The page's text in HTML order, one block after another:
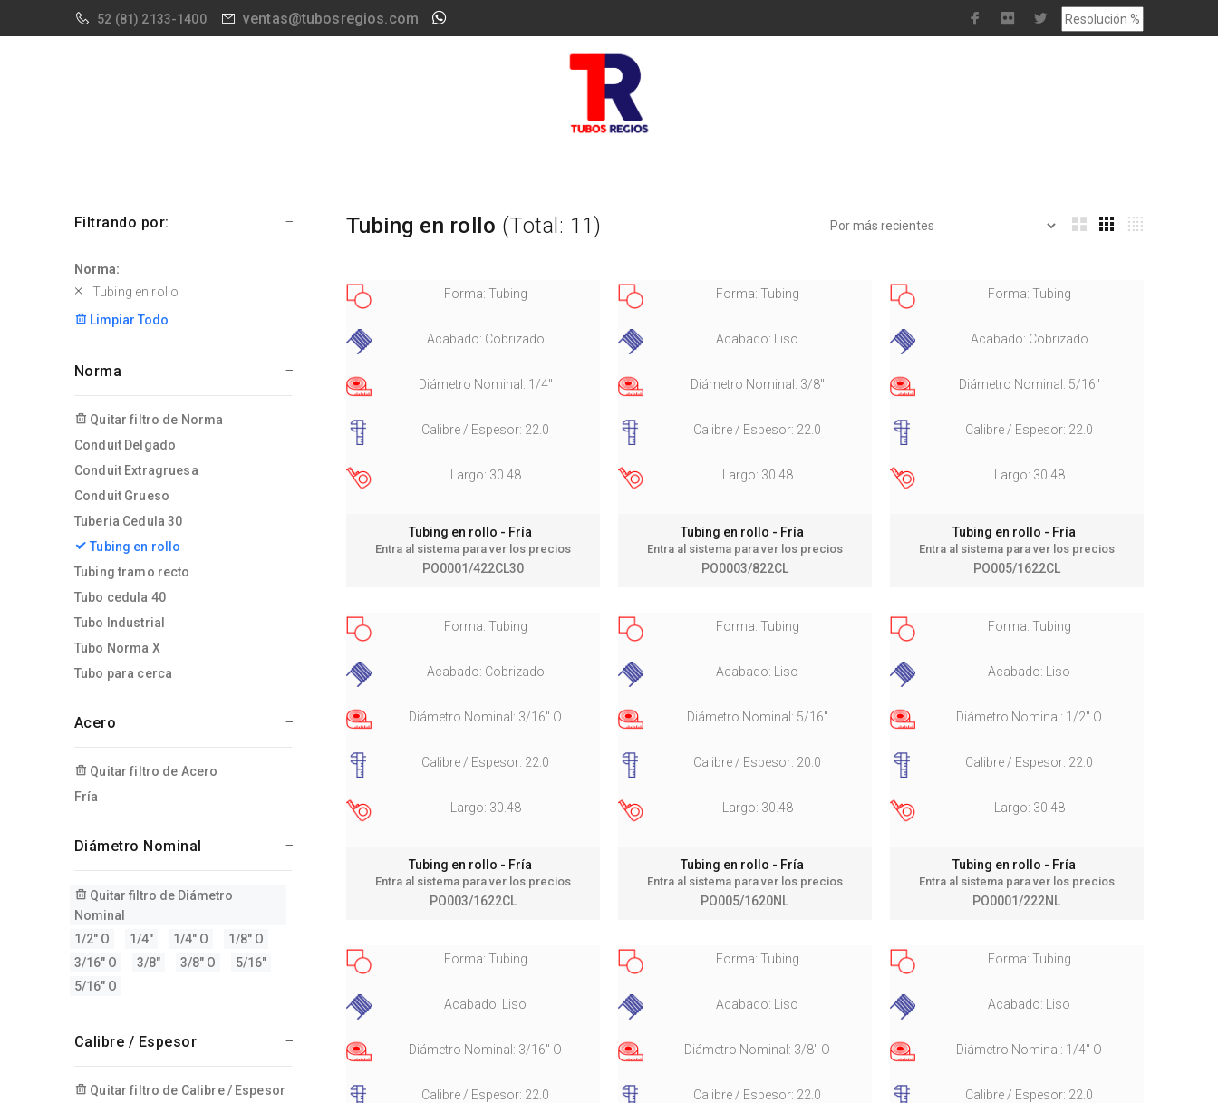
52 (81) 2133-1400 ventas@tubosregios.com
Filtrando por:
Norma:
Tubing en rollo
Limpiar Todo
Norma
Quitar filtro de Norma
Conduit Delgado
Conduit Extragruesa
Conduit Grueso
Tuberia Cedula 30
Tubing en rollo
Tubing tramo recto
Tubo cedula 40
Tubo Industrial
Tubo Norma X
Tubo para cerca
Acero
Quitar filtro de Acero
Fría
Diámetro Nominal
Quitar filtro de Diámetro
Nominal
1/2" O
1/4" 1/4" O
1/8" O
3/16" O
3/8" 3/8" O
5/16"
5/16" O
Calibre / Espesor
Quitar filtro de Calibre / Espesor
Tubing en rollo (Total: 11)
Forma: Tubing
Acabado: Cobrizado
Diámetro Nominal: 1/4"
Calibre / Espesor: 22.0
Largo: 30.48
Tubing en rollo - Fría
Entra al sistema para ver los precios
PO0001/422CL30
Forma: Tubing
Acabado: Liso
Diámetro Nominal: 3/8"
Calibre / Espesor: 22.0
Largo: 30.48
Tubing en rollo - Fría
Entra al sistema para ver los precios
PO0003/822CL
Forma: Tubing
Acabado: Cobrizado
Diámetro Nominal: 5/16"
Calibre / Espesor: 22.0
Largo: 30.48
Tubing en rollo - Fría
Entra al sistema para ver los precios
PO005/1622CL
Forma: Tubing
Acabado: Cobrizado
Diámetro Nominal: 3/16" O
Calibre / Espesor: 22.0
Largo: 30.48
Tubing en rollo - Fría
Entra al sistema para ver los precios
PO003/1622CL
Forma: Tubing
Acabado: Liso
Diámetro Nominal: 5/16"
Calibre / Espesor: 20.0
Largo: 30.48
Tubing en rollo - Fría
Entra al sistema para ver los precios
PO005/1620NL
Forma: Tubing
Acabado: Liso
Diámetro Nominal: 1/2" O
Calibre / Espesor: 22.0
Largo: 30.48
Tubing en rollo - Fría
Entra al sistema para ver los precios
PO0001/222NL
Forma: Tubing
Acabado: Liso
Diámetro Nominal: 3/16" O
Calibre / Espesor: 22.0
Forma: Tubing
Acabado: Liso
Diámetro Nominal: 3/8" O
Calibre / Espesor: 22.0
Forma: Tubing
Acabado: Liso
Diámetro Nominal: 1/4" O
Calibre / Espesor: 22.0